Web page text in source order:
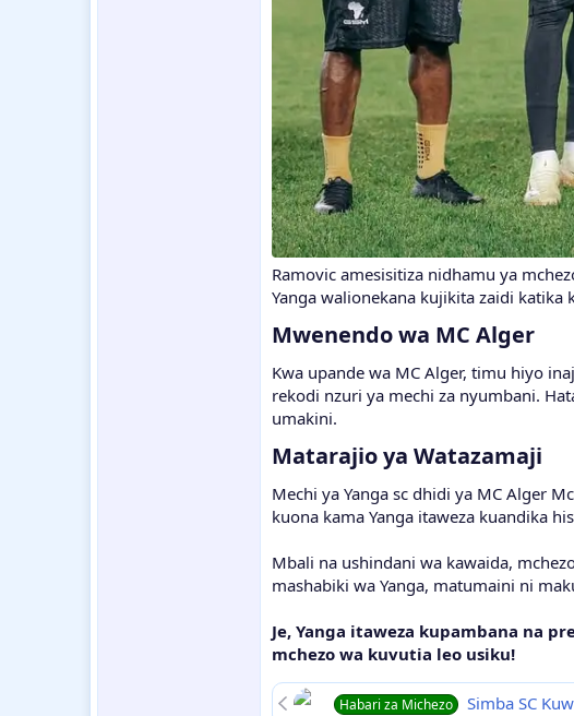
Ramovic amesisitiza nidhamu ya
Yanga walionekana kujikita zaidi katika
Mwenendo wa MC Alger
Kwa upande wa MC Alger, timu hiyo
rekodi nzuri ya mechi za nyumbani.
umakini.
Matarajio ya Watazamaji
Mechi ya Yanga sc dhidi ya MC Alger
kuona kama Yanga itaweza kuandika
Mbali na ushindani wa kawaida,
mashabiki wa Yanga, matumaini ni
Je, Yanga itaweza kupambana na
mchezo wa kuvutia leo usiku!
Habari za Michezo Simba SC